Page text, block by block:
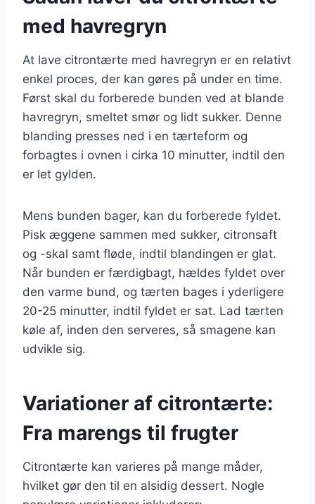
med havregryn
At lave citrontærte med havregryn er en relativt
enkel proces, der kan gøres på under en time.
Først skal du forberede bunden ved at blande
havregryn, smeltet smør og lidt sukker. Denne
blanding presses ned i en tærteform og
forbagtes i ovnen i cirka 10 minutter, indtil den
er let gylden.
Mens bunden bager, kan du forberede fyldet.
Pisk æggene sammen med sukker, citronsaft
og -skal samt fløde, indtil blandingen er glat.
Når bunden er færdigbagt, hældes fyldet over
den varme bund, og tærten bages i yderligere
20-25 minutter, indtil fyldet er sat. Lad tærten
køle af, inden den serveres, så smagene kan
udvikle sig.
Variationer af citrontærte:
Fra marengs til frugter
Citrontærte kan varieres på mange måder,
hvilket gør den til en alsidig dessert. Nogle